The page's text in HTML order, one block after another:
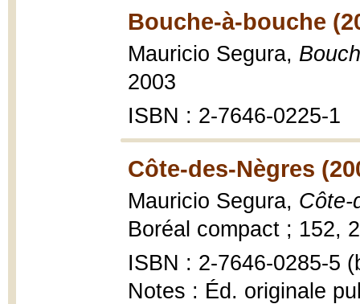
Bouche-à-bouche
Mauricio Segura,
2003
ISBN : 2-7646-0225-1
Côte-des-Nègres
Mauricio Segura, Côte-
Boréal compact ; 152,
ISBN : 2-7646-0285-5
Notes : Éd. originale